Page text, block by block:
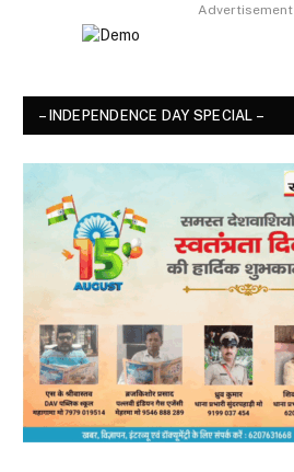
Advertisement
– INDEPENDENCE DAY SPECIAL –